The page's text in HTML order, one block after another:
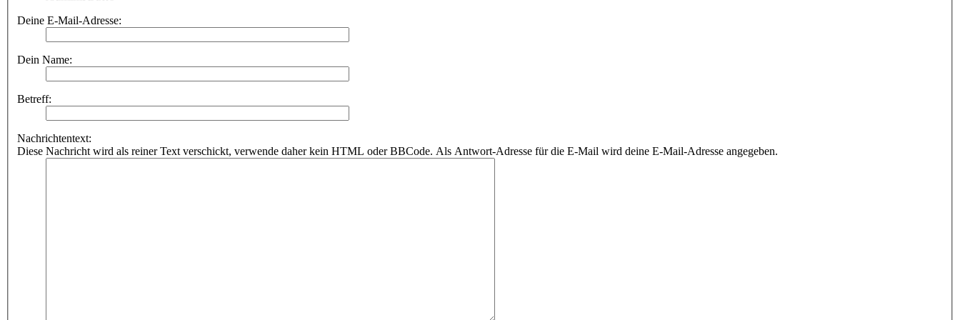
Deine E-Mail-Adresse:
Dein Name:
Betreff:
Nachrichtentext:
Diese Nachricht wird als reiner Text verschickt, verwende daher kein HTML oder BBCode. Als Antwort-Adresse für die E-Mail wird deine E-Mail-Adresse angegeben.